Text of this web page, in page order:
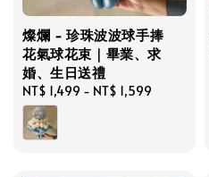
燦爛 - 珍珠波波球手捧
花氣球花束｜畢業、求
婚、生日送禮
Regular
price
NT$ 1,499 - NT$ 1,599